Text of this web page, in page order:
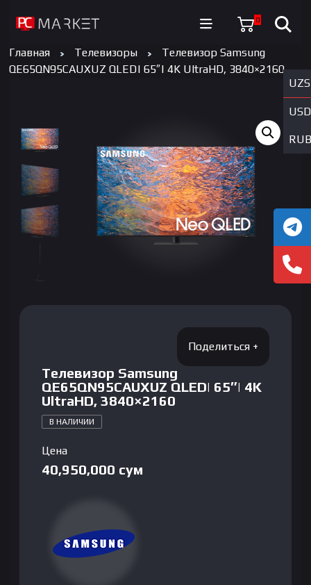
0
UZS
USD
RUB
Главная Телевизоры
Телевизор Samsung
QE65QN95CAUXUZ QLED| 65″| 4K UltraHD, 3840×2160
Телевизор Samsung
QE65QN95CAUXUZ QLED| 65″| 4K
UltraHD, 3840×2160
В НАЛИЧИИ
Цена
40,950,000 сум